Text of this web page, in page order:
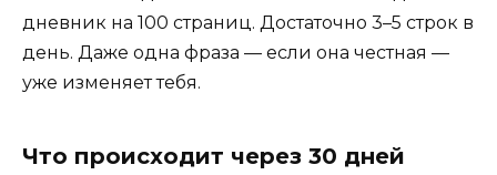
дневник на 100 страниц. Достаточно 3–5 строк в
день. Даже одна фраза — если она честная —
уже изменяет тебя.
Что происходит через 30 дней